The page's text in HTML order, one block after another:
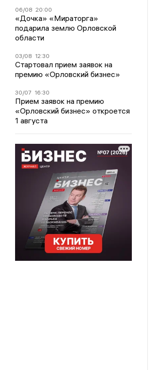
06/08 20:00
«Дочка» «Мираторга»
подарила землю Орловской
области
03/08 12:30
Стартовал прием заявок на
премию «Орловский бизнес»
30/07 16:30
Прием заявок на премию
«Орловский бизнес» откроется
1 августа